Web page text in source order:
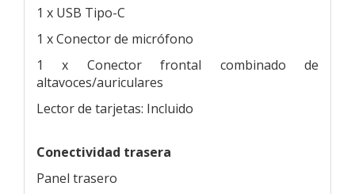
1 x USB Tipo-C
1 x Conector de micrófono
1 x Conector frontal combinado de
altavoces/auriculares
Lector de tarjetas: Incluido
Conectividad trasera
Panel trasero